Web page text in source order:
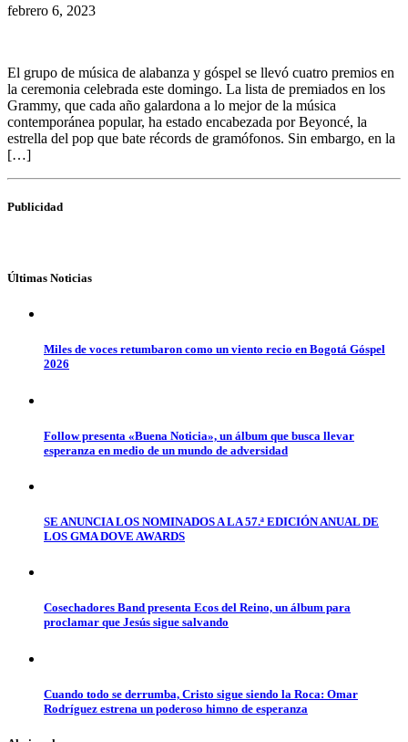
febrero 6, 2023
El grupo de música de alabanza y góspel se llevó cuatro premios en
la ceremonia celebrada este domingo. La lista de premiados en los
Grammy, que cada año galardona a lo mejor de la música
contemporánea popular, ha estado encabezada por Beyoncé, la
estrella del pop que bate récords de gramófonos. Sin embargo, en la
[…]
Publicidad
Últimas Noticias
Miles de voces retumbaron como un viento recio en Bogotá Góspel
2026
Follow presenta «Buena Noticia», un álbum que busca llevar
esperanza en medio de un mundo de adversidad
SE ANUNCIA LOS NOMINADOS A LA 57.ª EDICIÓN ANUAL DE
LOS GMA DOVE AWARDS
Cosechadores Band presenta Ecos del Reino, un álbum para
proclamar que Jesús sigue salvando
Cuando todo se derrumba, Cristo sigue siendo la Roca: Omar
Rodríguez estrena un poderoso himno de esperanza